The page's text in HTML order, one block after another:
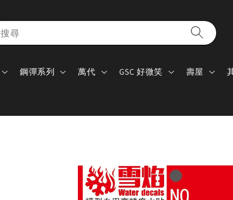
搜尋
鋼彈系列 萬代 GSC 好微笑 壽屋